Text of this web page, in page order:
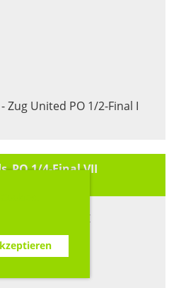
Zug United PO 1/2-Final I
1/4-Final VII